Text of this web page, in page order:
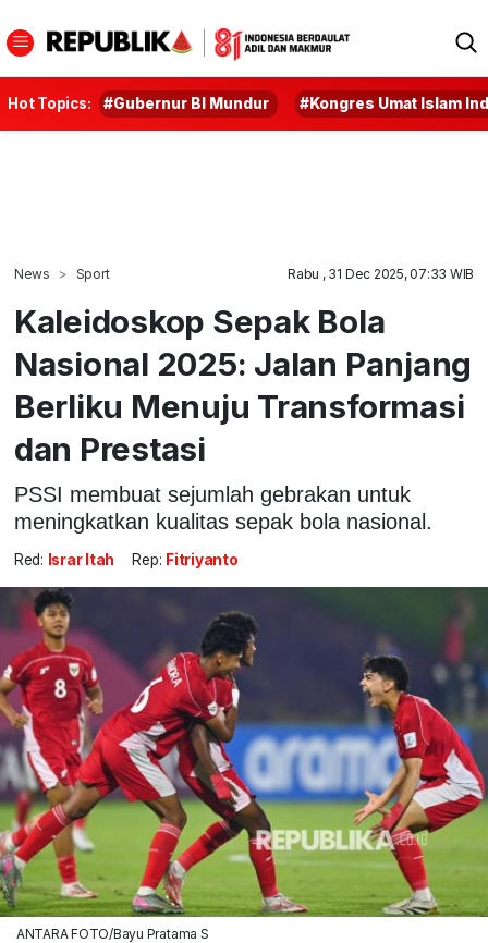
Hot Topics: #Gubernur BI Mundur #Kongres Umat Islam
News Sport Rabu , 31 Dec 2025, 07:33 WIB
Kaleidoskop Sepak Bola
Nasional 2025: Jalan Panjang
Berliku Menuju Transformasi
dan Prestasi
PSSI membuat sejumlah gebrakan untuk
meningkatkan kualitas sepak bola nasional.
Red: Israr Itah Rep: Fitriyanto
ANTARA FOTO/Bayu Pratama S